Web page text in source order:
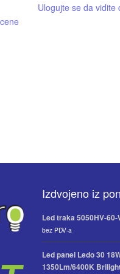
Ulogujte se da vidite
Izdvojeno iz
Led traka 5050HV-
bez PDV-a
Led panel Ledo 30
1350Lm/6400K